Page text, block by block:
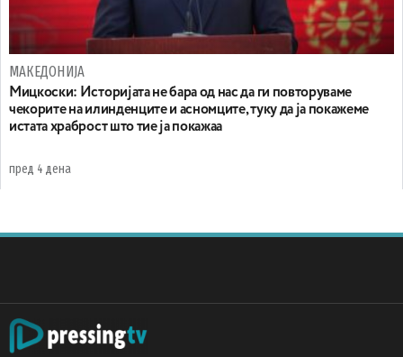
МАКЕДОНИЈА
Мицкоски: Историјата не бара од нас да ги повторуваме
чекорите на илинденците и асномците, туку да ја покажеме
истата храброст што тие ја покажаа
пред 4 дена